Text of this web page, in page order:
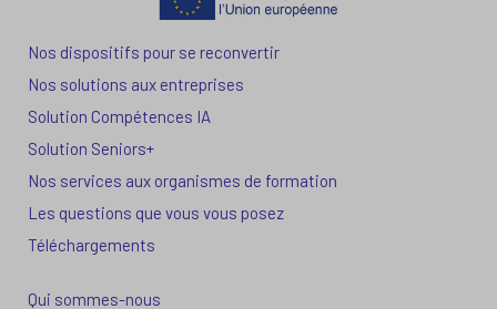
Nos dispositifs pour se reconvertir
Nos solutions aux entreprises
Solution Compétences IA
Solution Seniors+
Nos services aux organismes de formation
Les questions que vous vous posez
Téléchargements
Qui sommes-nous